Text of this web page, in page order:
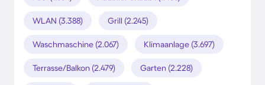
WLAN (3.388) Grill (2.245)
Waschmaschine (2.067) Klimaanlage (3.697)
Terrasse/Balkon (2.479) Garten (2.228)